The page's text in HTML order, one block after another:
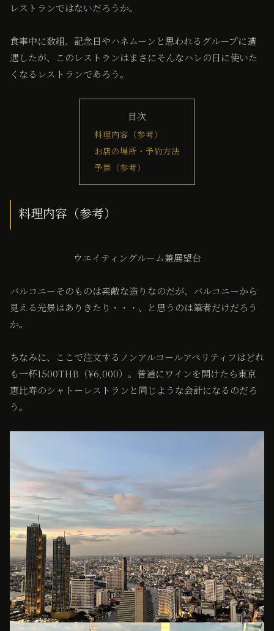
レストランではないだろうか。
食事中に数組、記念日やハネムーンと思われるグループに遭
遇したが、このレストランはまさにそんなハレの日に使いた
くなるレストランであろう。
目次
料理内容（参考）
お店の場所・予約方法
予算（参考）
料理内容（参考）
ウエイティングルーム兼展望台
バルコニーそのものは素敵な造りなのだが、バルコニーから
見える光景はありきたり・・・、と思うのは筆者だけだろう
か。
ちなみに、ここで注文するノンアルコールアペリティフはどれ
も一杯1500THB（¥6,000）。普通にワインを開けたら東京
恵比寿のシャトーレストランと同じような会計になるのだろ
う。